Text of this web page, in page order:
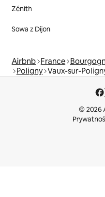
Zénith
Sowa z Dijon
Airbnb France
Poligny Vaux-sur-
© 2026